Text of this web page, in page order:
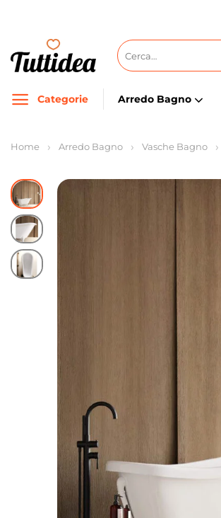
contenuti
Cerca:
Categorie Arredo Bagno
Home Arredo Bagno Vasche Bagno